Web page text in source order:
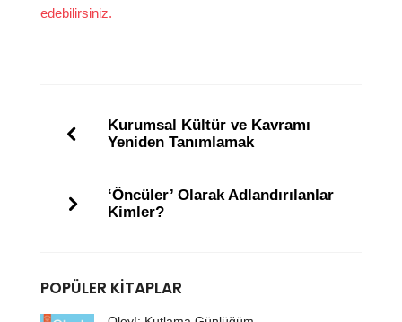
edebilirsiniz.
Kurumsal Kültür ve Kavramı
Yeniden Tanımlamak
‘Öncüler’ Olarak Adlandırılanlar
Kimler?
POPÜLER KITAPLAR